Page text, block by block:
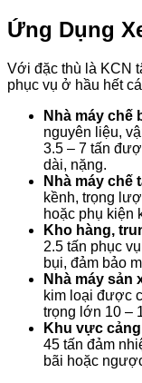
Ứng Dụng
Với đặc thù là KCN
phục vụ ở hầu hết
Nhà máy chế
nguyên liệu,
3.5 – 7 tấn
dài, nặng.
Nhà máy chế
kềnh, trọng
hoặc phụ kiện
Kho hàng,
2.5 tấn phục
bụi, đảm bảo
Nhà máy sản
kim loại được
trọng lớn 10 –
Khu vực
45 tấn đảm
bãi hoặc